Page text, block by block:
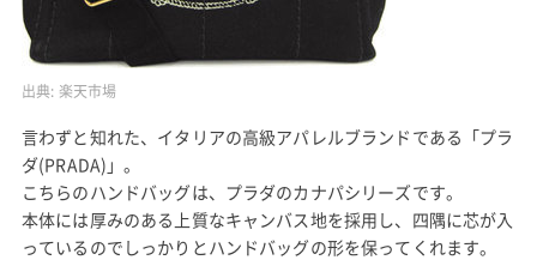
出典: 楽天市場
言わずと知れた、イタリアの高級アパレルブランドである「プラ
ダ(PRADA)」。
こちらのハンドバッグは、プラダのカナパシリーズです。
本体には厚みのある上質なキャンバス地を採用し、四隅に芯が入
っているのでしっかりとハンドバッグの形を保ってくれます。